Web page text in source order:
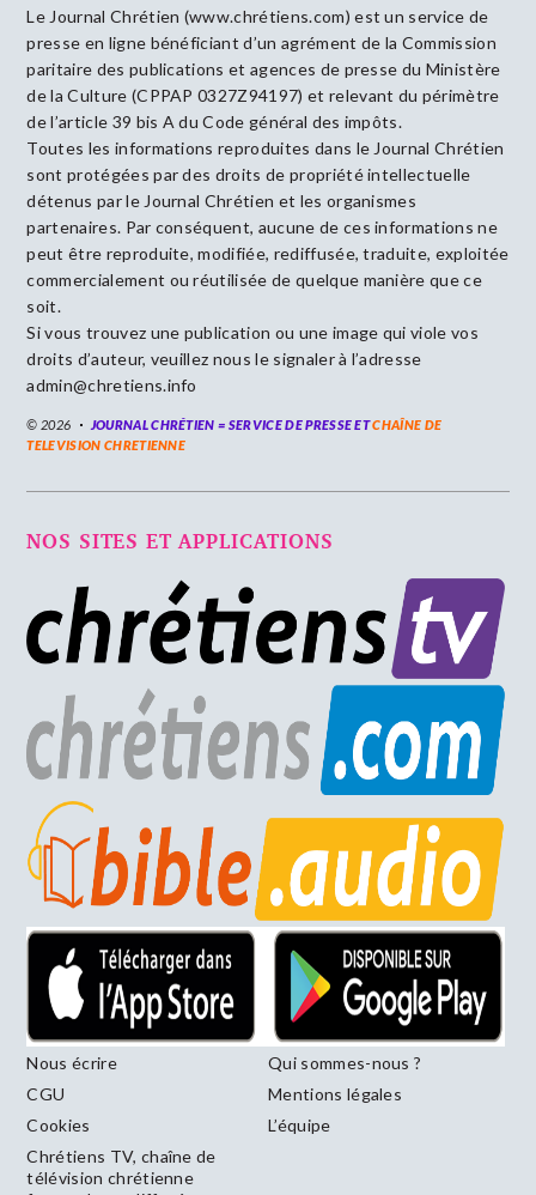
Le Journal Chrétien (www.chrétiens.com) est un service de
presse en ligne bénéficiant d’un agrément de la Commission
paritaire des publications et agences de presse du Ministère
de la Culture (CPPAP 0327Z94197) et relevant du périmètre
de l’article 39 bis A du Code général des impôts.
Toutes les informations reproduites dans le Journal Chrétien
sont protégées par des droits de propriété intellectuelle
détenus par le Journal Chrétien et les organismes
partenaires. Par conséquent, aucune de ces informations ne
peut être reproduite, modifiée, rediffusée, traduite, exploitée
commercialement ou réutilisée de quelque manière que ce
soit.
Si vous trouvez une publication ou une image qui viole vos
droits d’auteur, veuillez nous le signaler à l’adresse
admin@chretiens.info
© 2026 JOURNAL CHRÉTIEN = SERVICE DE PRESSE ETCHAÎNE DE
TELEVISION CHRETIENNE
NOS SITES ET APPLICATIONS
Nous écrire
Qui sommes-nous ?
CGU
Mentions légales
Cookies
L’équipe
Chrétiens TV, chaîne de
télévision chrétienne